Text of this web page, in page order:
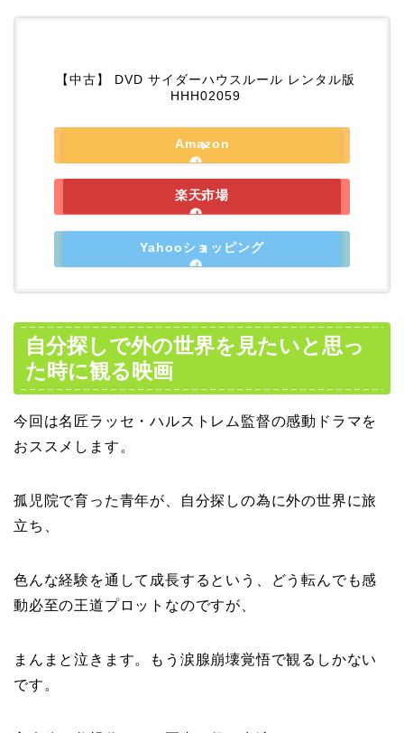
【中古】 DVD サイダーハウスルール レンタル版
HHH02059
Amazon
楽天市場
Yahooショッピング
自分探しで外の世界を見たいと思っ
た時に観る映画
今回は名匠ラッセ・ハルストレム監督の感動ドラマを
おススメします。
孤児院で育った青年が、自分探しの為に外の世界に旅
立ち、
色んな経験を通して成長するという、どう転んでも感
動必至の王道プロットなのですが、
まんまと泣きます。もう涙腺崩壊覚悟で観るしかない
です。